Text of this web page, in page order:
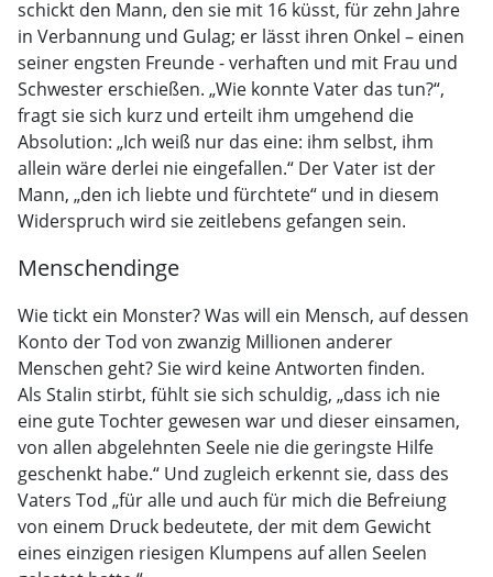
schickt den Mann, den sie mit 16 küsst, für zehn Jahre
in Verbannung und Gulag; er lässt ihren Onkel – einen
seiner engsten Freunde - verhaften und mit Frau und
Schwester erschießen. „Wie konnte Vater das tun?“,
fragt sie sich kurz und erteilt ihm umgehend die
Absolution: „Ich weiß nur das eine: ihm selbst, ihm
allein wäre derlei nie eingefallen.“ Der Vater ist der
Mann, „den ich liebte und fürchtete“ und in diesem
Widerspruch wird sie zeitlebens gefangen sein.
Menschendinge
Wie tickt ein Monster? Was will ein Mensch, auf dessen
Konto der Tod von zwanzig Millionen anderer
Menschen geht? Sie wird keine Antworten finden.
Als Stalin stirbt, fühlt sie sich schuldig, „dass ich nie
eine gute Tochter gewesen war und dieser einsamen,
von allen abgelehnten Seele nie die geringste Hilfe
geschenkt habe.“ Und zugleich erkennt sie, dass des
Vaters Tod „für alle und auch für mich die Befreiung
von einem Druck bedeutete, der mit dem Gewicht
eines einzigen riesigen Klumpens auf allen Seelen